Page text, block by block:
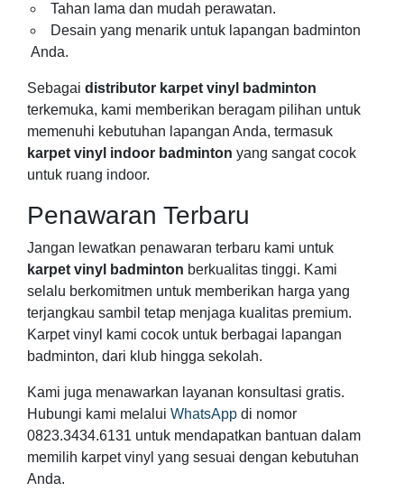
Tahan lama dan mudah perawatan.
Desain yang menarik untuk lapangan badminton
Anda.
Sebagai distributor karpet vinyl badminton
terkemuka, kami memberikan beragam pilihan untuk
memenuhi kebutuhan lapangan Anda, termasuk
karpet vinyl indoor badminton yang sangat cocok
untuk ruang indoor.
Penawaran Terbaru
Jangan lewatkan penawaran terbaru kami untuk
karpet vinyl badminton berkualitas tinggi. Kami
selalu berkomitmen untuk memberikan harga yang
terjangkau sambil tetap menjaga kualitas premium.
Karpet vinyl kami cocok untuk berbagai lapangan
badminton, dari klub hingga sekolah.
Kami juga menawarkan layanan konsultasi gratis.
Hubungi kami melalui WhatsApp di nomor
0823.3434.6131 untuk mendapatkan bantuan dalam
memilih karpet vinyl yang sesuai dengan kebutuhan
Anda.